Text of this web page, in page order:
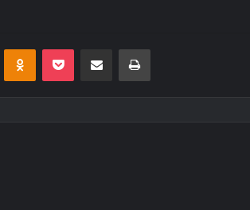
Odnoklassniki
Pocket E-Posta ile paylaş Yazdır